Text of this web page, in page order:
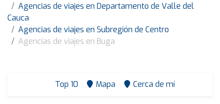
Agencias de viajes en Departamento de Valle del
Cauca
Agencias de viajes en Subregión de Centro
Agencias de viajes en Buga
Top 10 Mapa Cerca de mí